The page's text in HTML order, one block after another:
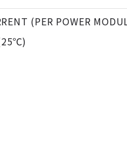
(PER POWER